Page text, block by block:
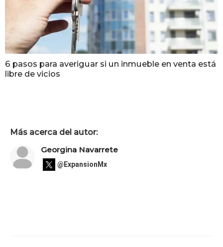
6 pasos para averiguar si un inmueble en venta está
libre de vicios
Más acerca del autor:
Georgina Navarrete
@ExpansionMx